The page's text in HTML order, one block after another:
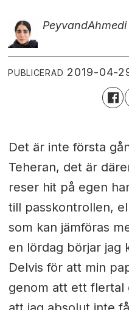
PeyvandAhmedi
PUBLICERAD 2019-04-
Det är inte första
Teheran, det är
reser hit på egen
till passkontrollen,
som kan jämföras
en lördag börjar jag
Delvis för att min
genom att ett flertal